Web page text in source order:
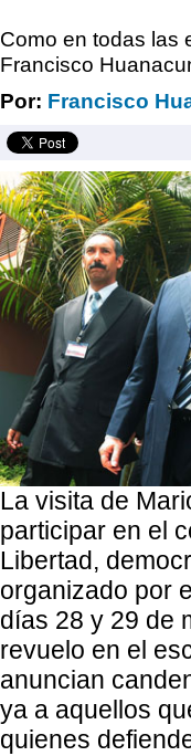
Como en todas las
Francisco
Por: Francisco
La visita de
participar en el
Libertad,
organizado por
días 28 y 29 de
revuelo en el
anuncian
ya a aquellos
quienes